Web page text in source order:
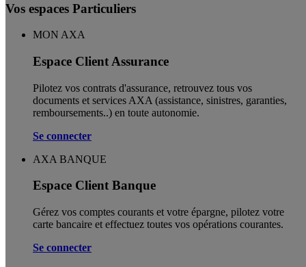
Vos espaces Particuliers
MON AXA
Espace Client Assurance
Pilotez vos contrats d'assurance, retrouvez tous vos
documents et services AXA (assistance, sinistres, garanties,
remboursements..) en toute autonomie. ​
Se connecter
AXA BANQUE
Espace Client Banque
Gérez vos comptes courants et votre épargne, pilotez votre
carte bancaire et effectuez toutes vos opérations courantes.
Se connecter